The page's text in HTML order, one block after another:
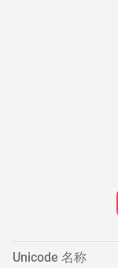
Unicode 名称